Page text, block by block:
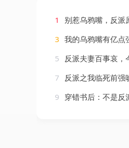
1 别惹乌鸦嘴，反派
3 我的乌鸦嘴有亿点强＆天
5
反派夫妻百事哀，今天在哪搞
7
反派之我临死前
9 穿错书后：不是反派吗？怎么要